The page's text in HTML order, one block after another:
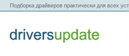
Подборка драйверов практически для всех